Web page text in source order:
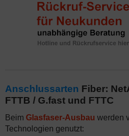
Anschlussarten Fiber:
FTTB / G.fast und FTTC
Beim Glasfaser-Ausbau werden
Technologien genutzt: